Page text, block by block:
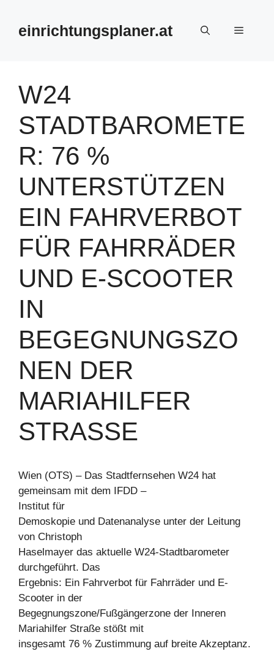
springeneinrichtungsplaner.at Menü
W24
STADTBAROMETE
R: 76 %
UNTERSTÜTZEN
EIN FAHRVERBOT
FÜR FAHRRÄDER
UND E-SCOOTER
IN
BEGEGNUNGSZO
NEN DER
MARIAHILFER
STRASSE
Wien (OTS) – Das Stadtfernsehen W24 hat
gemeinsam mit dem IFDD –
Institut für
Demoskopie und Datenanalyse unter der Leitung
von Christoph
Haselmayer das aktuelle W24-Stadtbarometer
durchgeführt. Das
Ergebnis: Ein Fahrverbot für Fahrräder und E-
Scooter in der
Begegnungszone/Fußgängerzone der Inneren
Mariahilfer Straße stößt mit
insgesamt 76 % Zustimmung auf breite Akzeptanz.